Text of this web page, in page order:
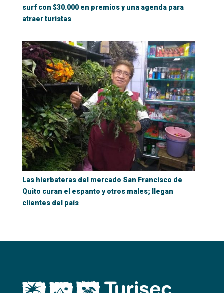
surf con $30.000 en premios y una agenda para
atraer turistas
Las hierbateras del mercado San Francisco de
Quito curan el espanto y otros males; llegan
clientes del país